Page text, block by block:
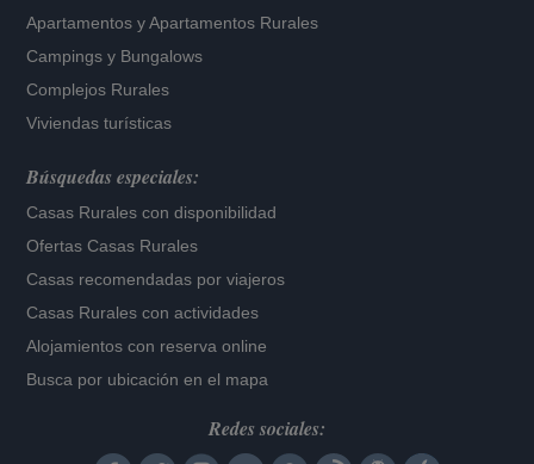
Apartamentos yApartamentos Rurales
Campings y Bungalows
Complejos Rurales
Viviendas turísticas
Búsquedas especiales:
Casas Rurales con disponibilidad
Ofertas Casas Rurales
Casas recomendadas por viajeros
Casas Rurales con actividades
Alojamientos con reserva online
Busca por ubicación en el mapa
Redes sociales: